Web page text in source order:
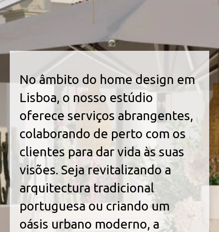
No âmbito do home design em
Lisboa, o nosso estúdio
oferece serviços abrangentes,
colaborando de perto com os
clientes para dar vida às suas
visões. Seja revitalizando a
arquitectura tradicional
portuguesa ou criando um
oásis urbano moderno, a